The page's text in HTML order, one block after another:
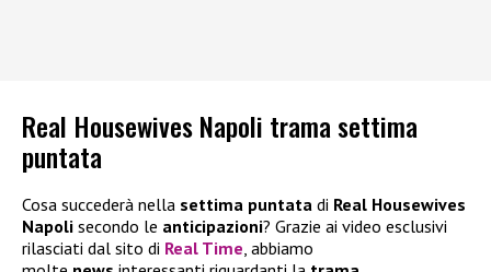
Real Housewives Napoli trama settima
puntata
Cosa succederà nella settima puntata di Real Housewives
Napoli secondo le anticipazioni? Grazie ai video esclusivi
rilasciati dal sito di Real Time , abbiamo